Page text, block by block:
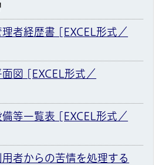
者経歴書 [EXCEL形式／
図 [EXCEL形式／
等一覧表 [EXCEL形式／
者からの苦情を処理する